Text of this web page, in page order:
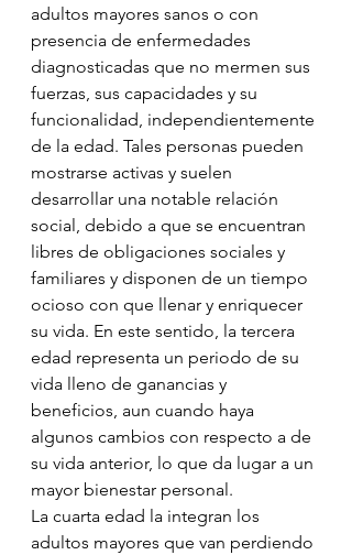
adultos mayores sanos o con
presencia de enfermedades
diagnosticadas que no mermen sus
fuerzas, sus capacidades y su
funcionalidad, independientemente
de la edad. Tales personas pueden
mostrarse activas y suelen
desarrollar una notable relación
social, debido a que se encuentran
libres de obligaciones sociales y
familiares y disponen de un tiempo
ocioso con que llenar y enriquecer
su vida. En este sentido, la tercera
edad representa un periodo de su
vida lleno de ganancias y
beneficios, aun cuando haya
algunos cambios con respecto a de
su vida anterior, lo que da lugar a un
mayor bienestar personal.
La cuarta edad la integran los
adultos mayores que van perdiendo